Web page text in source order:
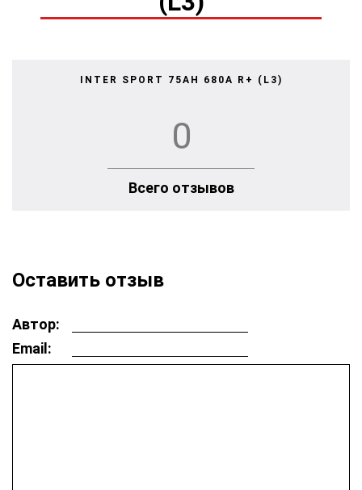
INTER SPORT 75AH 680A R+ (L3)
0
Всего отзывов
Оставить отзыв
Автор:
Email: